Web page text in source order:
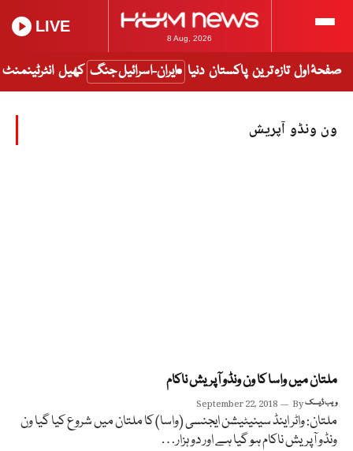
8 Aug, 2026
LIVE
صفحۂ اول تازہ ترین پاکستان دنیا ایران-اسرائیل جنگ کھیل انٹرٹینمنٹ
ون ونڈو آپریش
ملتان میں واسا کا ون ونڈو آپریش ناکام
September 22, 2018 Byویب ڈیسک
ملتان: واٹر اینڈ سینیٹیشن ایجنسی (واسا) کا ملتان میں شروع کیا گیا ون
ونڈو آپریش ناکام ہو گیا ہے اور دو ہزار…